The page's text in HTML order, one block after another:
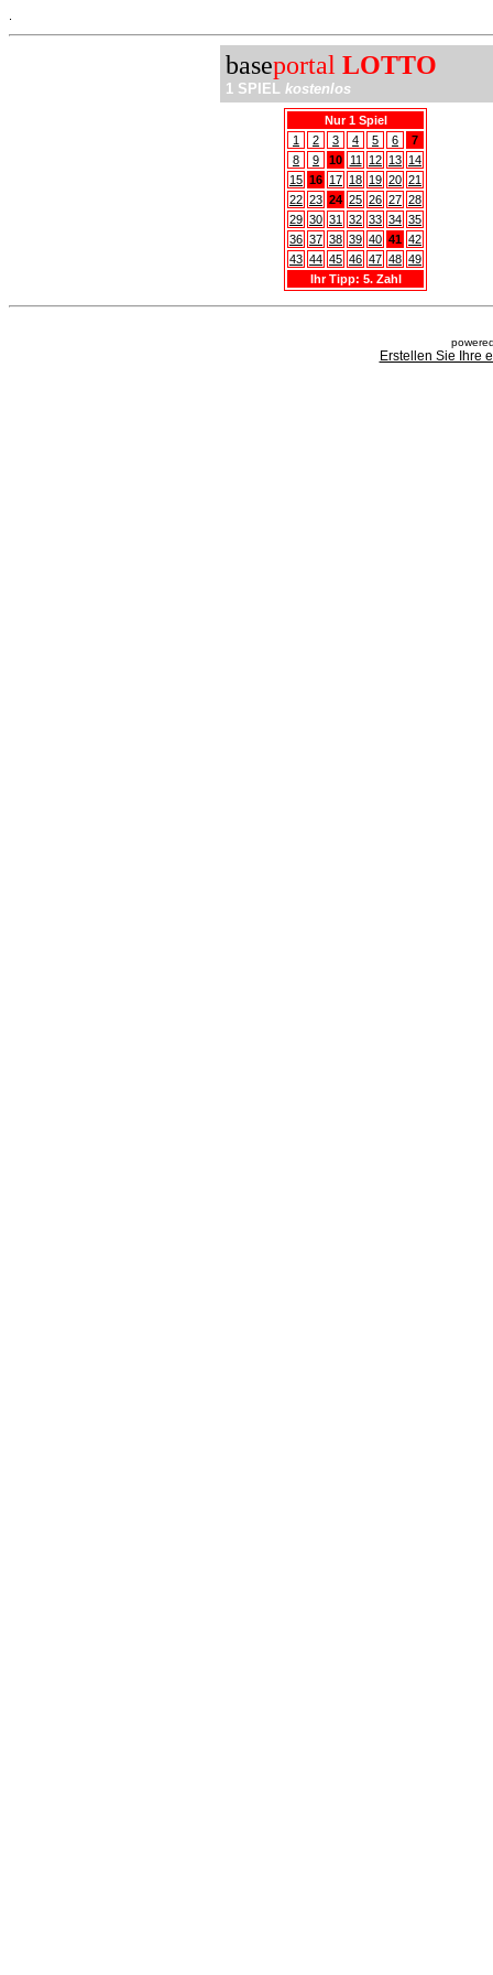
baseportal LOTTO
1 SPIEL kostenlos
Nur 1 Spiel
1
2 3 4 5 6
7
8
9 10 11 12 13 14
15 16 17 18 19 20 21
22 23 24 25 26 27 28
29 30 31 32 33 34 35
36 37 38 39 40 41 42
43 44 45 46 47 48 49
Ihr Tipp: 5. Zahl
Erstellen Sie Ihre